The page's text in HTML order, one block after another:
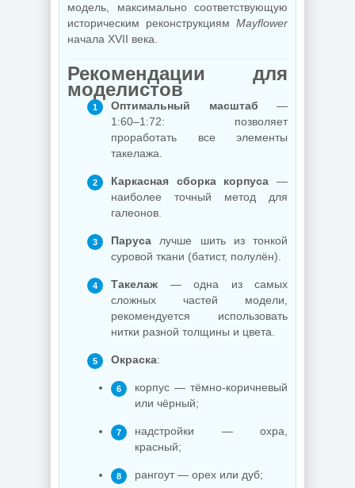
модель, максимально соответствующую
историческим реконструкциям Mayflower
начала XVII века.
Рекомендации для
моделистов
Оптимальный масштаб —
1:60–1:72: позволяет
проработать все элементы
такелажа.
Каркасная сборка корпуса —
наиболее точный метод для
галеонов.
Паруса лучше шить из тонкой
суровой ткани (батист, полулён).
Такелаж — одна из самых
сложных частей модели,
рекомендуется использовать
нитки разной толщины и цвета.
Окраска:
корпус — тёмно-коричневый
или чёрный;
надстройки — охра,
красный;
рангоут — орех или дуб;